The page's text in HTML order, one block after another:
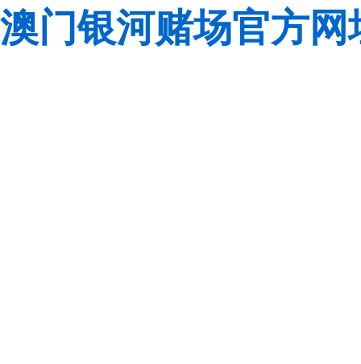
澳门银河赌场官方网